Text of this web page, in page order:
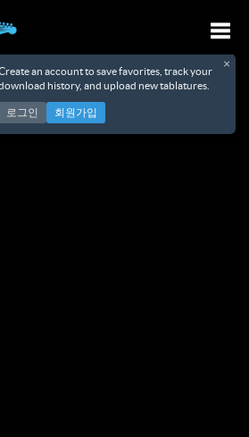
×
an account to save favorites, track your
history, and upload new tablatures.
로그인 회원가입
티스트 0-9